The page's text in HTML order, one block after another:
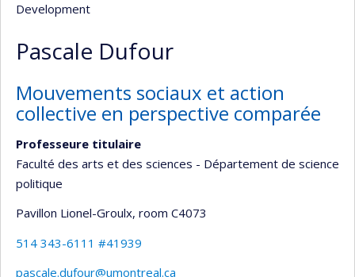
Development
Pascale Dufour
Mouvements sociaux et action
collective en perspective comparée
Professeure titulaire
Faculté des arts et des sciences - Département de science
politique
Pavillon Lionel-Groulx, room C4073
514 343-6111 #41939
pascale.dufour@umontreal.ca